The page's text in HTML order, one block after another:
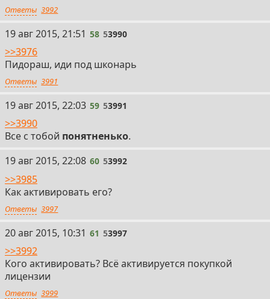
Ответы 3992
19 авг 2015, 21:51 58 53990
>>3976
Пидораш, иди под шконарь
Ответы 3991
19 авг 2015, 22:03 59 53991
>>3990
Все с тобой понятненько.
19 авг 2015, 22:08 60 53992
>>3985
Как активировать его?
Ответы 3997
20 авг 2015, 10:31 61 53997
>>3992
Кого активировать? Всё активируется покупкой
лицензии
Ответы 3999